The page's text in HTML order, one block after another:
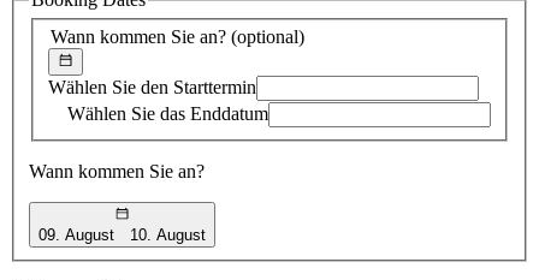
Wann kommen Sie an? (optional)
Wählen Sie den Starttermin
Wählen Sie das Enddatum
Wann kommen Sie an?
09. August 10. August